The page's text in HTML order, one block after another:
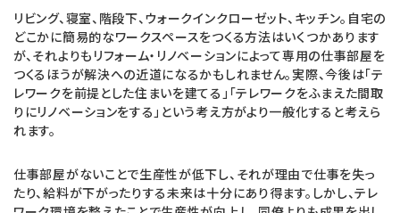
リビング、寝室、階段下、ウォークインクローゼット、キッチン。自宅の
どこかに簡易的なワークスペースをつくる方法はいくつかあります
が、それよりもリフォーム・リノベーションによって専用の仕事部屋を
つくるほうが解決への近道になるかもしれません。実際、今後は「テ
レワークを前提とした住まいを建てる」「テレワークをふまえた間取
りにリノベーションをする」という考え方がより一般化すると考えら
れます。
仕事部屋がないことで生産性が低下し、それが理由で仕事を失っ
たり、給料が下がったりする未来は十分にあり得ます。しかし、テレ